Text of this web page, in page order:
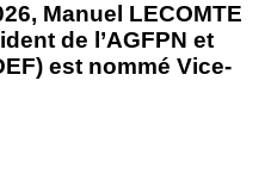
Manuel LECOMTE
de l’AGFPN et
est nommé Vice-